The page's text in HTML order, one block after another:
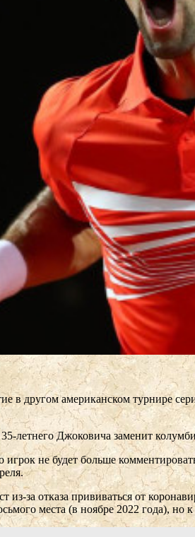
в другом американском турнире
летнего Джоковича заменит
игрок не будет больше
из-за отказа прививаться от
места (в ноябре 2022 года), но